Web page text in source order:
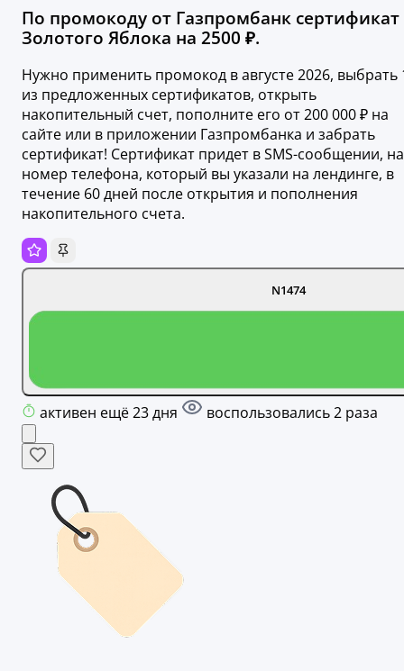
По промокоду от Газпромбанк сертификат
Золотого Яблока на 2500 ₽.
Нужно применить промокод в августе 2026, выбрать
из предложенных сертификатов, открыть
накопительный счет, пополните его от 200 000 ₽ на
сайте или в приложении Газпромбанка и забрать
сертификат! Сертификат придет в SMS-сообщении, на
номер телефона, который вы указали на лендинге, в
течение 60 дней после открытия и пополнения
накопительного счета.
N1474
активен ещё 23 дня воспользовались 2 раза